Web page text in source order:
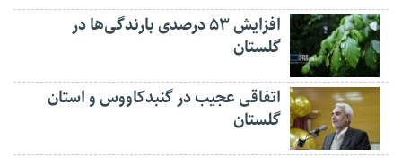
افزایش ۵۳ درصدی بارندگی‌ها در
گلستان
اتفاقی عجیب در‌ گنبدکاووس و استان
گلستان